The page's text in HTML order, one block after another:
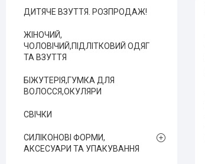
ДИТЯЧЕ ВЗУТТЯ. РОЗПРОДАЖ!
ЖІНОЧИЙ,
ЧОЛОВІЧИЙ,ПІДЛІТКОВИЙ ОДЯГ
ТА ВЗУТТЯ
БІЖУТЕРІЯ,ГУМКА ДЛЯ
ВОЛОССЯ,ОКУЛЯРИ
СВІЧКИ
СИЛІКОНОВІ ФОРМИ,
АКСЕСУАРИ ТА УПАКУВАННЯ